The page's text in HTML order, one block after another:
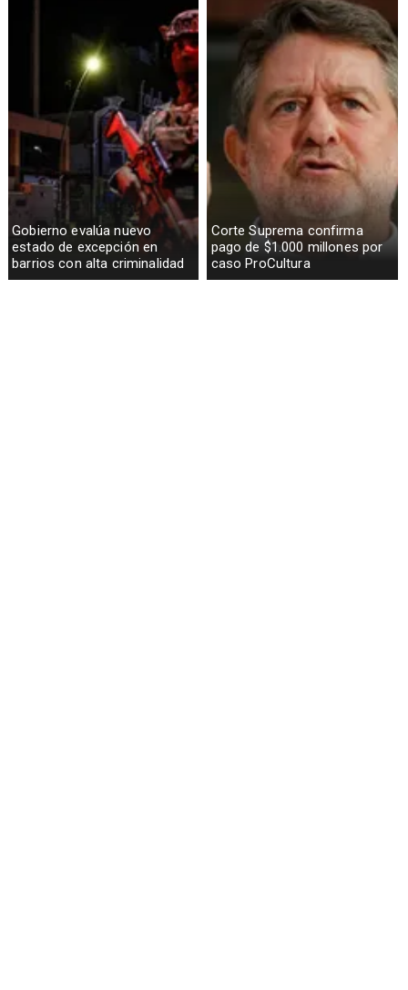
Gobierno evalúa nuevo
estado de excepción en
barrios con alta criminalidad
Corte Suprema confirma
pago de $1.000 millones por
caso ProCultura